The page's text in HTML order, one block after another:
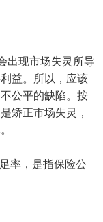
现市场失灵所导
益。所以，应该
公平的缺陷。按
矫正市场失灵，
率，是指保险公